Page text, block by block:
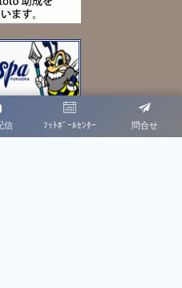
信 ﾌｯﾄﾎﾞｰﾙｾﾝﾀｰ 問合せ